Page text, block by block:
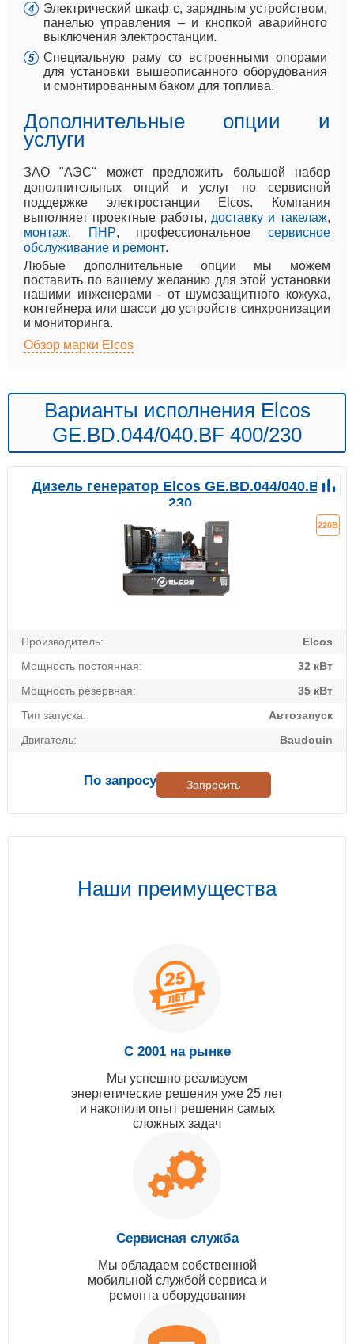
Электрический шкаф с, зарядным устройством,
панелью управления – и кнопкой аварийного
выключения электростанции.
Специальную раму со встроенными опорами
для установки вышеописанного оборудования
и смонтированным баком для топлива.
Дополнительные опции и
услуги
ЗАО "АЭС" может предложить большой набор
дополнительных опций и услуг по сервисной
поддержке электростанции Elcos. Компания
выполняет проектные работы, доставку и такелаж,
монтаж, ПНР, профессиональноесервисное
обслуживание и ремонт.
Любые дополнительные опции мы можем
поставить по вашему желанию для этой установки
нашими инженерами - от шумозащитного кожуха,
контейнера или шасси до устройств синхронизации
и мониторинга.
Обзор марки Elcos
Варианты исполнения Elcos
GE.BD.044/040.BF 400/230
Дизель генератор Elcos GE.BD.044/040.BF
230
220В
Производитель:
Elcos
Мощность постоянная:
32 кВт
Мощность резервная:
35 кВт
Тип запуска:
Автозапуск
Двигатель:
Baudouin
По запросу Запросить
Наши преимущества
С 2001 на рынке
Мы успешно реализуем
энергетические решения уже 25 лет
и накопили опыт решения самых
сложных задач
Сервисная служба
Мы обладаем собственной
мобильной службой сервиса и
ремонта оборудования